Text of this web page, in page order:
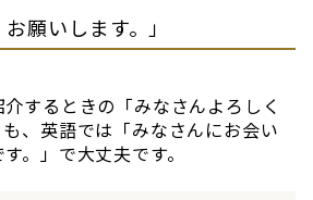
願いします。」
するときの「みなさんよろしく
、英語では「みなさんにお会い
。」で大丈夫です。